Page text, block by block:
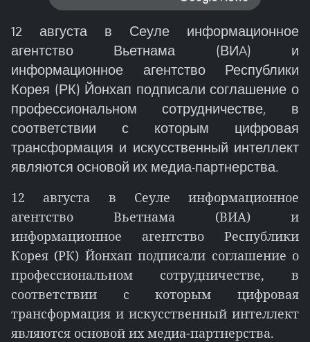
12 августа в Сеуле информационное
агентство Вьетнама (ВИA) и
информационное агентство Республики
Корея (РК) Йонхап подписали соглашение о
профессиональном сотрудничестве, в
соответствии с которым цифровая
трансформация и искусственный интеллект
являются основой их медиа-партнерства.
12 августа в Сеуле информационное
агентство Вьетнама (ВИA) и
информационное агентство Республики
Корея (РК) Йонхап подписали соглашение о
профессиональном сотрудничестве, в
соответствии с которым цифровая
трансформация и искусственный интеллект
являются основой их медиа-партнерства.